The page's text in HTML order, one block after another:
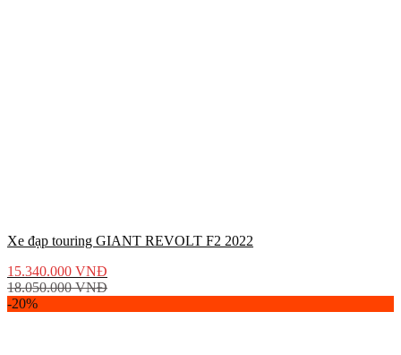
Xe đạp touring GIANT REVOLT F2 2022
15.340.000 VNĐ
18.050.000VNĐ
-20%